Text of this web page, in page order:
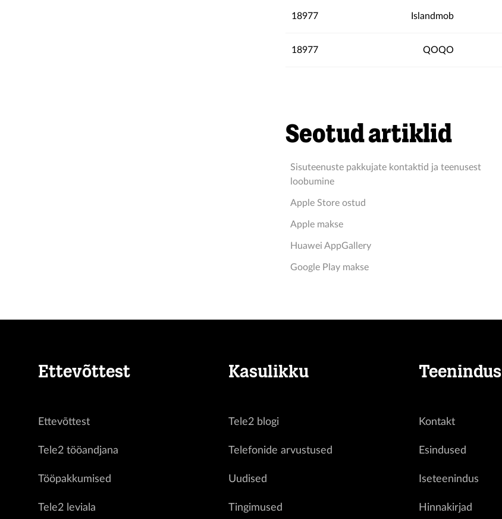
18977 Islandmob
18977 QOQO
Seotud artiklid
Sisuteenuste pakkujate kontaktid ja teenusest
loobumine
Apple Store ostud
Apple makse
Huawei AppGallery
Google Play makse
Ettevõttest
Ettevõttest
Tele2 tööandjana
Tööpakkumised
Tele2 leviala
Kasulikku
Tele2 blogi
Telefonide arvustused
Uudised
Tingimused
Teenindus
Kontakt
Esindused
Iseteenindus
Hinnakirjad